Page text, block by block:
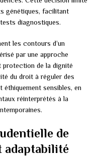
génétiques, facilitant
diagnostiques.
les contours d’un
par une approche
protection de la dignité
du droit à réguler des
sensibles, en
réinterprétés à la
de
adaptabilité